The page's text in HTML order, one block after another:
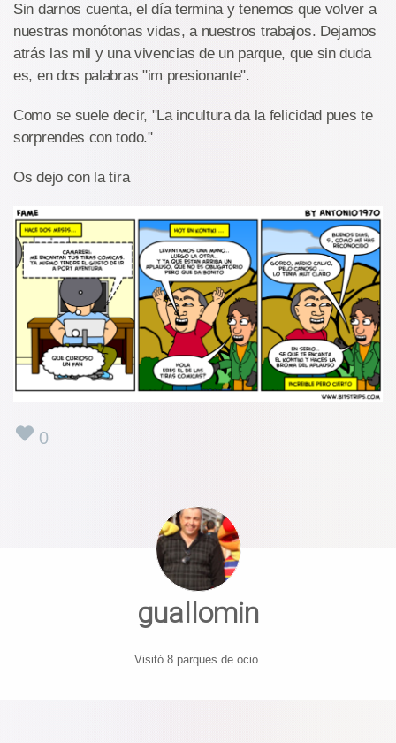
Sin darnos cuenta, el día termina y tenemos que volver a
nuestras monótonas vidas, a nuestros trabajos. Dejamos
atrás las mil y una vivencias de un parque, que sin duda
es, en dos palabras "im presionante".
Como se suele decir, "La incultura da la felicidad pues te
sorprendes con todo."
Os dejo con la tira
0
guallomin
Visitó 8 parques de ocio.